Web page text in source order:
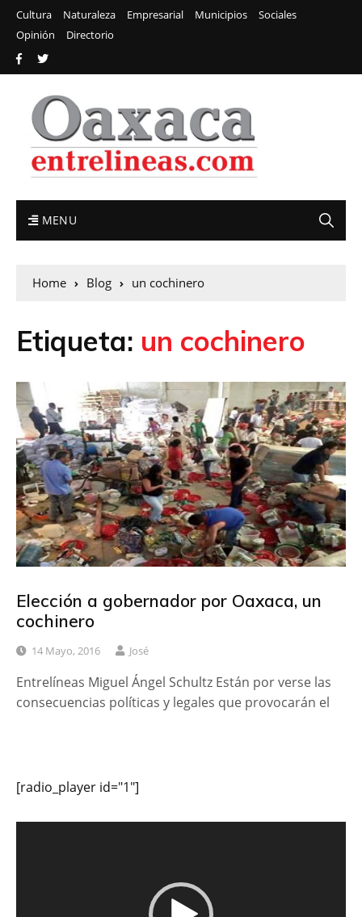
Cultura Naturaleza Empresarial Municipios
Sociales
Opinión
Directorio
MENU
Home Blog un cochinero
Etiqueta: un cochinero
Elección a gobernador por Oaxaca, un
cochinero
14 Mayo, 2016 José
Entrelíneas Miguel Ángel Schultz Están por verse las
consecuencias políticas y legales que provocarán el
[radio_player id="1"]